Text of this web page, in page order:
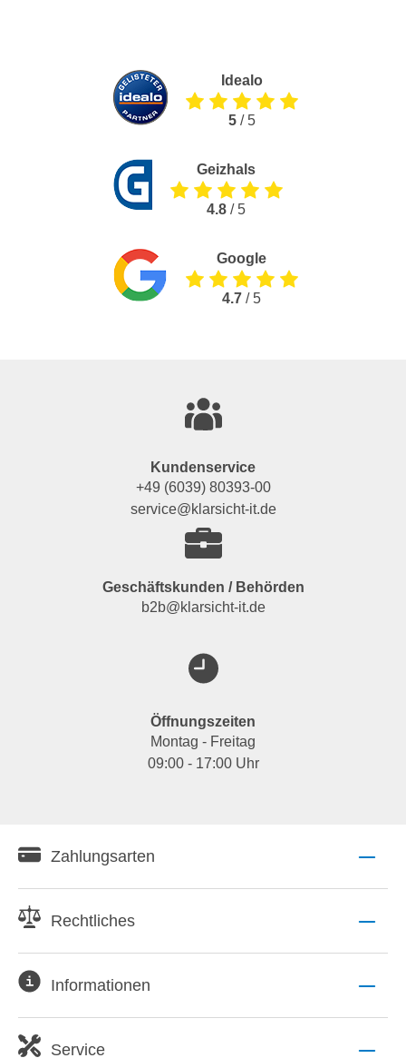
Idealo
5/ 5
Geizhals
4.8 / 5
Google
4.7 / 5
Kundenservice
+49 (6039) 80393-00
service@klarsicht-it.de
Geschäftskunden / Behörden
b2b@klarsicht-it.de
Öffnungszeiten
Montag - Freitag
09:00 - 17:00 Uhr
Zahlungsarten
Rechtliches
Informationen
Service